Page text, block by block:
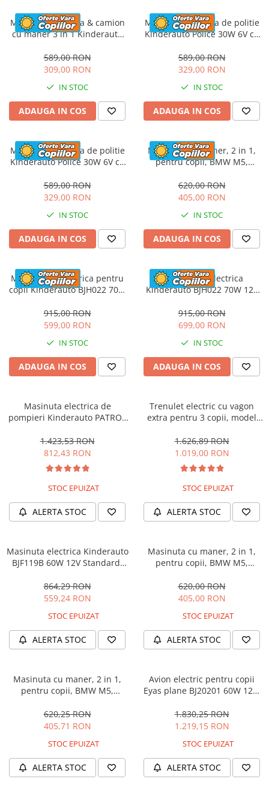
Masinuta electrica & camion
cu maner 3 in 1 Kinderauto
tapitat, music player
589,00 RON
309,00 RON
IN STOC
ADAUGA IN COS
Masinuta electrica de politie
Kinderauto Police 30W 6V cu
bluetooth, culoare Alb
589,00 RON
329,00 RON
IN STOC
ADAUGA IN COS
Masinuta electrica de politie
Kinderauto Police 30W 6V cu
bluetooth, culoare Rosu
589,00 RON
329,00 RON
IN STOC
ADAUGA IN COS
Masinuta cu maner, 2 in 1,
pentru copii, BMW M5,
620,00 RON
405,00 RON
IN STOC
ADAUGA IN COS
Motocicleta electrica pentru
copii Kinderauto BJH022 70W
915,00 RON
599,00 RON
IN STOC
ADAUGA IN COS
Motocicleta electrica
Kinderauto BJH022 70W 12V
culoare Rosie
915,00 RON
699,00 RON
IN STOC
ADAUGA IN COS
Masinuta electrica de
pompieri Kinderauto PATROL
1.423,53 RON
812,43 RON
STOC EPUIZAT
ALERTA STOC
Trenulet electric cu vagon
extra pentru 3 copii, model
music player, albastru
1.626,89 RON
1.019,00 RON
STOC EPUIZAT
ALERTA STOC
Masinuta electrica Kinderauto
BJF119B 60W 12V Standard,
864,29 RON
559,24 RON
STOC EPUIZAT
ALERTA STOC
Masinuta cu maner, 2 in 1,
pentru copii, BMW M5,
620,00 RON
405,00 RON
STOC EPUIZAT
ALERTA STOC
Masinuta cu maner, 2 in 1,
pentru copii, BMW M5,
620,25 RON
405,71 RON
STOC EPUIZAT
ALERTA STOC
Avion electric pentru copii
Eyas plane BJ20201 60W 12V,
1.830,25 RON
1.219,15 RON
STOC EPUIZAT
ALERTA STOC